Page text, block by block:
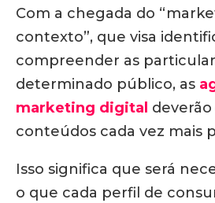
Com a chegada do
contexto”, que visa
compreender as
determinado público, as
marketing digital
conteúdos cada vez mais
Isso significa que será
o que cada perfil de